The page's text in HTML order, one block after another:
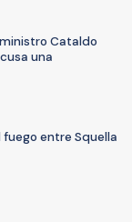
Cataldo
una
entre Squella